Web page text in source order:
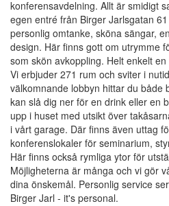
konferensavdelning. Allt är smidigt
egen entré från Birger Jarlsgatan
personlig omtanke, sköna sängar,
design. Här finns gott om utrymme
som skön avkoppling. Helt enkelt
Vi erbjuder 271 rum och sviter i
välkomnande lobbyn hittar du både
kan slå dig ner för en drink eller en
upp i huset med utsikt över
i vårt garage. Där finns även uttag
konferenslokaler för seminarium,
Här finns också rymliga ytor för
Möjligheterna är många och vi gör
dina önskemål. Personlig service
Birger Jarl - it's personal.